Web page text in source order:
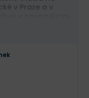
v Praze a v
již více
šéfredaktor a
dění na